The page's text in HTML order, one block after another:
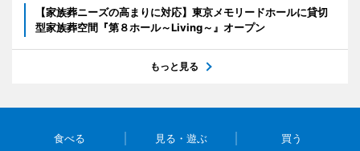
【家族葬ニーズの高まりに対応】東京メモリードホールに貸切
型家族葬空間『第８ホール～Living～』オープン
もっと見る
食べる 見る・遊ぶ 買う